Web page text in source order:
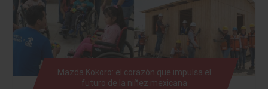
Mazda Kokoro: el corazón que impulsa el
futuro de la niñez mexicana